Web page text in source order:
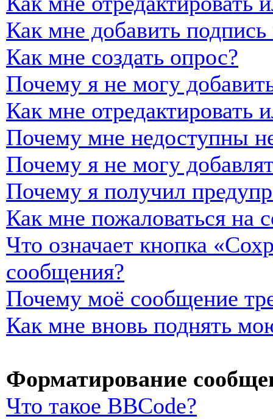
Как мне добавить
Как мне создать опрос?
Почему я не могу
Как мне отредактировать
Почему мне недоступны
Почему я не могу
Почему я получил
Как мне пожаловаться на
Что означает кнопка
сообщения?
Почему моё сообщение
Как мне вновь поднять
Форматирование
Что такое BBCode?